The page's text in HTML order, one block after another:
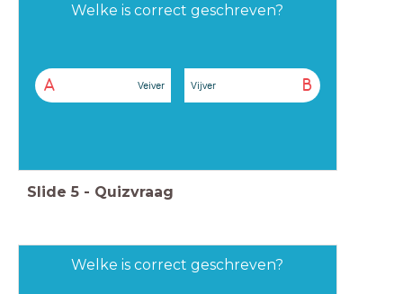
Welke is correct geschreven?
A Veiver B
Vijver
Slide 5 - Quizvraag
Welke is correct geschreven?